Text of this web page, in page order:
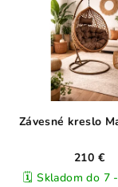
Závesné kreslo
210 €
🗓️ Skladom do 7